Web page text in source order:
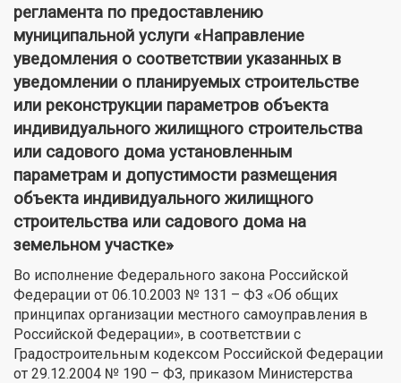
регламента по предоставлению
муниципальной услуги «Направление
уведомления о соответствии указанных в
уведомлении о планируемых строительстве
или реконструкции параметров объекта
индивидуального жилищного строительства
или садового дома установленным
параметрам и допустимости размещения
объекта индивидуального жилищного
строительства или садового дома на
земельном участке»
Во исполнение Федерального закона Российской
Федерации от 06.10.2003 № 131 – ФЗ «Об общих
принципах организации местного самоуправления в
Российской Федерации», в соответствии с
Градостроительным кодексом Российской Федерации
от 29.12.2004 № 190 – ФЗ, приказом Министерства